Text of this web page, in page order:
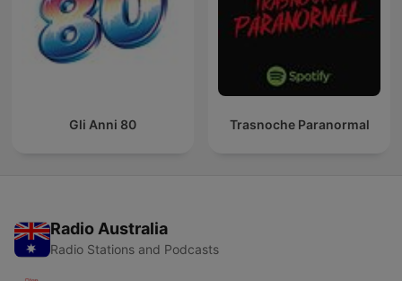
Gli Anni 80 Trasnoche Paranormal
Radio Australia
Radio Stations and Podcasts